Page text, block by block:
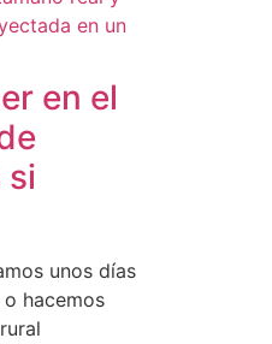
en el
si
unos días
hacemos